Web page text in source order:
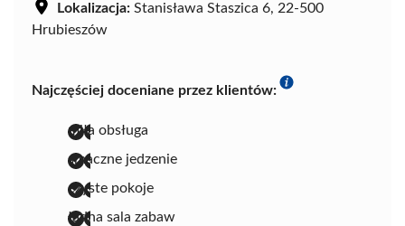
Lokalizacja: Stanisława Staszica 6, 22-500
Hrubieszów
Najczęściej doceniane przez klientów:
miła obsługa
smaczne jedzenie
czyste pokoje
ładna sala zabaw